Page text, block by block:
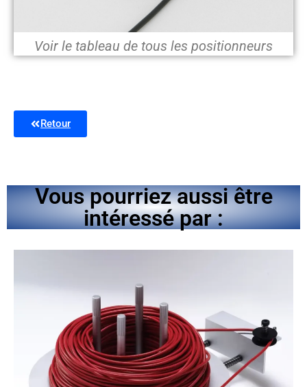
Voir le tableau de tous les positionneurs
Retour
Vous pourriez aussi être
intéressé par :